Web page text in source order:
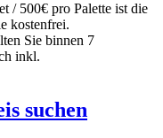
/ 500€ pro Palette ist die
kostenfrei.
Sie binnen 7
inkl.
suchen